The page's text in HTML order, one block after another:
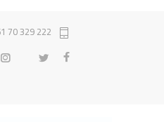
222 329 70 961+